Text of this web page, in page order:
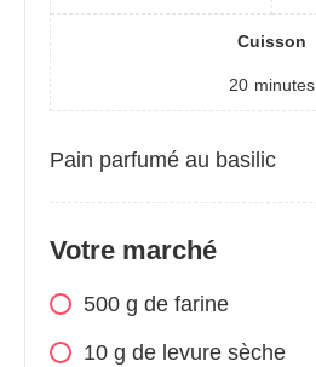
Cuisson
20 minutes
Pain parfumé au basilic
Votre marché
500 g de farine
10 g de levure sèche